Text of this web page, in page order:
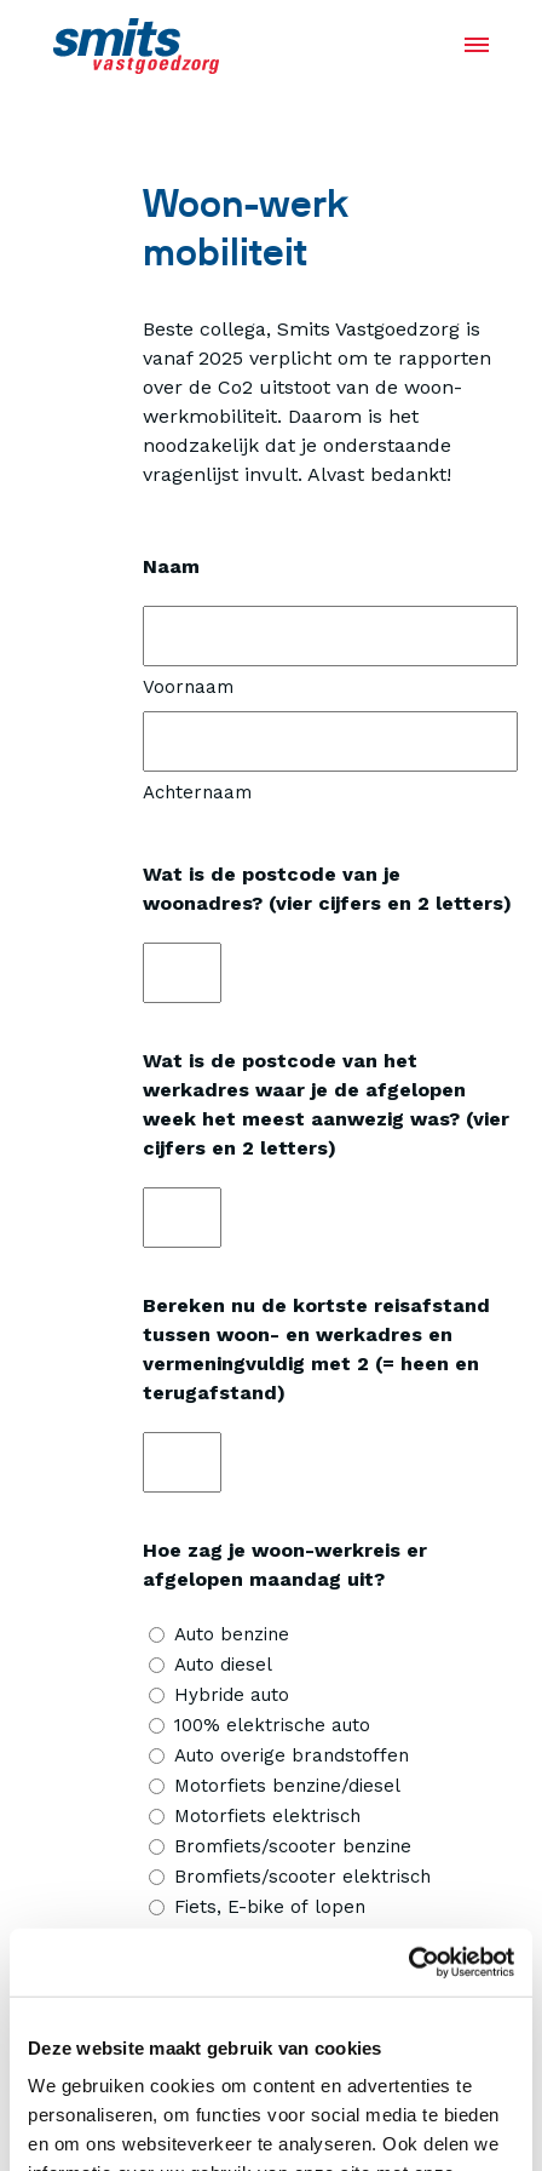
Deze website maakt gebruik van cookies
We gebruiken cookies om content en advertenties te
personaliseren, om functies voor social media te bieden
en om ons websiteverkeer te analyseren. Ook delen we
Over ons
Werken bij
Woon-werk
mobiliteit
Beste collega, Smits Vastgoedzorg is
vanaf 2025 verplicht om te rapporten
over de Co2 uitstoot van de woon-
werkmobiliteit. Daarom is het
noodzakelijk dat je onderstaande
vragenlijst invult. Alvast bedankt!
Naam
Voornaam
Achternaam
Wat is de postcode van je
woonadres? (vier cijfers en 2 letters)
Wat is de postcode van het
werkadres waar je de afgelopen
week het meest aanwezig was? (vier
cijfers en 2 letters)
Bereken nu de kortste reisafstand
tussen woon- en werkadres en
vermeningvuldig met 2 (= heen en
terugafstand)
Hoe zag je woon-werkreis er
afgelopen maandag uit?
Auto benzine
Auto diesel
Hybride auto
100% elektrische auto
Auto overige brandstoffen
Motorfiets benzine/diesel
Motorfiets elektrisch
Bromfiets/scooter benzine
Bromfiets/scooter elektrisch
Fiets, E-bike of lopen
Geen; ik werkte thuis of niet
Hoe zag je woon-werkreis er
Auto benzine
Auto diesel